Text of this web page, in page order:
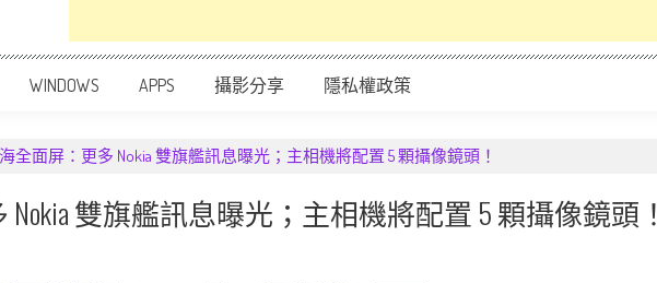
WINDOWS APPS 攝影分享 隱私權政策
全面屏：更多 Nokia 雙旗艦訊息曝光；主相機將配置 5 顆攝像鏡頭！
雙旗艦訊息曝光；主相機將配置 5 顆攝像鏡頭！